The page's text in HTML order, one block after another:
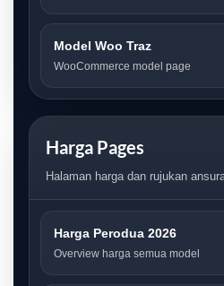
Model Woo Traz
WooCommerce model page
Harga Pages
Halaman harga dan rujukan
Harga Perodua 2026
Overview harga semua model